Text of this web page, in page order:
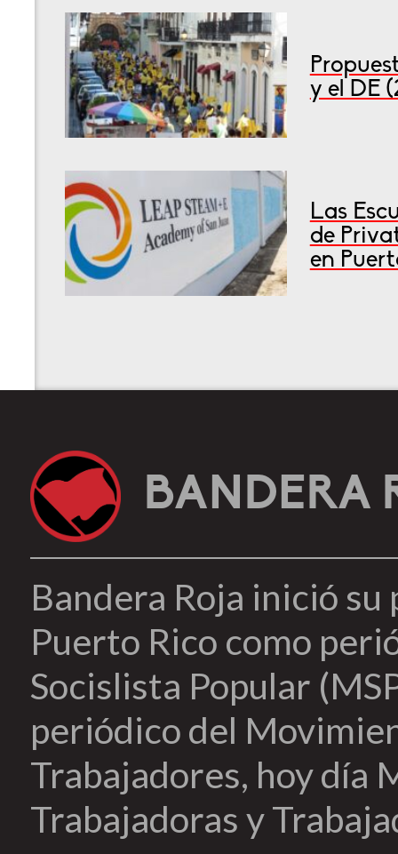
y el DE
Las
de
en
BANDERA
Bandera Roja inició
Puerto Rico como
Socislista Popular
periódico del
Trabajadores, hoy día
Trabajadoras y